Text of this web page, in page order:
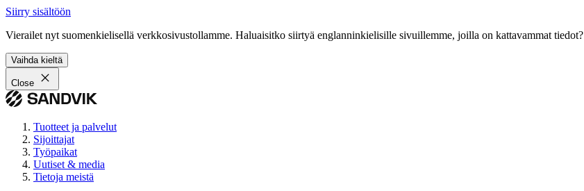
Siirry sisältöön
Vierailet nyt suomenkielisellä verkkosivustollamme. Haluaisitko siirtyä englanninkielisille sivuillemme, joilla on kattavammat tiedot?
Vaihda kieltä
Close
Tuotteet ja palvelut
Sijoittajat
Työpaikat
Uutiset & media
Tietoja meistä